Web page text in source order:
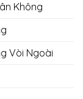
Không
Vòi Ngoài